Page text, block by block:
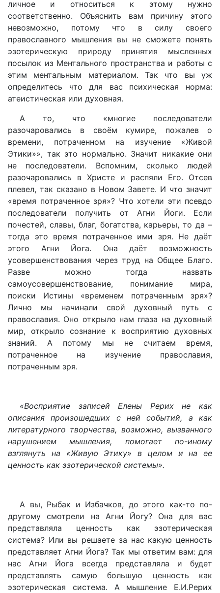
личное и относиться к этому нужно
соответственно. Объяснить вам причину этого
невозможно, потому что в силу своего
православного мышления вы не сможете понять
эзотерическую природу принятия мысленных
посылок из Ментального пространства и работы с
этим ментальным материалом. Так что вы уж
определитесь что для вас психическая норма:
атеистическая или духовная.
А то, что «многие последователи
разочаровались в своём кумире, пожалев о
времени, потраченном на изучение «Живой
Этики»», так это нормально. Значит никакие они
не последователи. Вспомним, сколько людей
разочаровались в Христе и распяли Его. Отсев
плевел, так сказано в Новом Завете. И что значит
«время потраченное зря»? Что хотели эти псевдо
последователи получить от Агни Йоги. Если
почестей, славы, благ, богатства, карьеры, то да –
тогда это время потраченное ими зря. Не даёт
этого Агни Йога. Она даёт возможность
усовершенствования через труд на Общее Благо.
Разве можно тогда назвать
самоусовершенствование, понимание мира,
поиски Истины «временем потраченным зря»?
Лично мы начинали свой духовный путь с
православия. Оно открыло нам глаза на духовный
мир, открыло сознание к восприятию духовных
знаний. А потому мы не считаем время,
потраченное на изучение православия,
потраченным зря.
«Восприятие записей Елены Рерих не как
описания произошедших с ней событий, а как
литературного творчества, возможно, вызванного
нарушением мышления, помогает по-иному
взглянуть на «Живую Этику» в целом и на ее
ценность как эзотерической системы».
А вы, Рыбак и Избачков, до этого как-то по-
другому смотрели на Агни Йогу? Она для вас
представляла ценность как эзотерическая
система? Или вы решаете за нас какую ценность
представляет Агни Йога? Так мы ответим вам: для
нас Агни Йога всегда представляла и будет
представлять самую большую ценность как
эзотерическая система. А мышление Е.И.Рерих